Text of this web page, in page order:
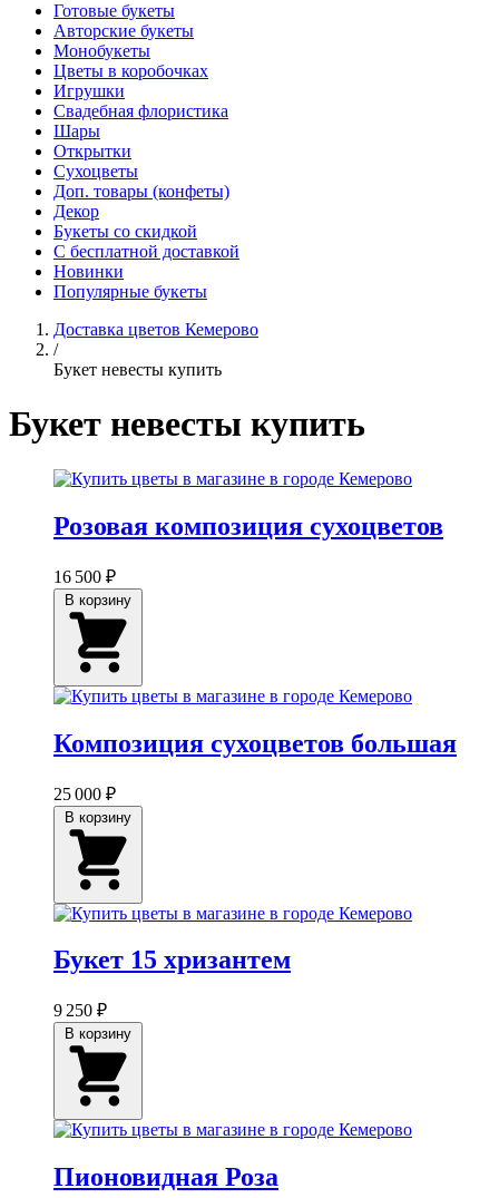
Готовые букеты
Авторские букеты
Монобукеты
Цветы в коробочках
Игрушки
Свадебная флористика
Шары
Открытки
Сухоцветы
Доп. товары (конфеты)
Декор
Букеты со скидкой
С бесплатной доставкой
Новинки
Популярные букеты
Доставка цветов Кемерово
/
Букет невесты купить
Букет невесты купить
Розовая композиция сухоцветов
16 500 ₽
Композиция сухоцветов большая
25 000 ₽
Букет 15 хризантем
9 250 ₽
Пионовидная Роза